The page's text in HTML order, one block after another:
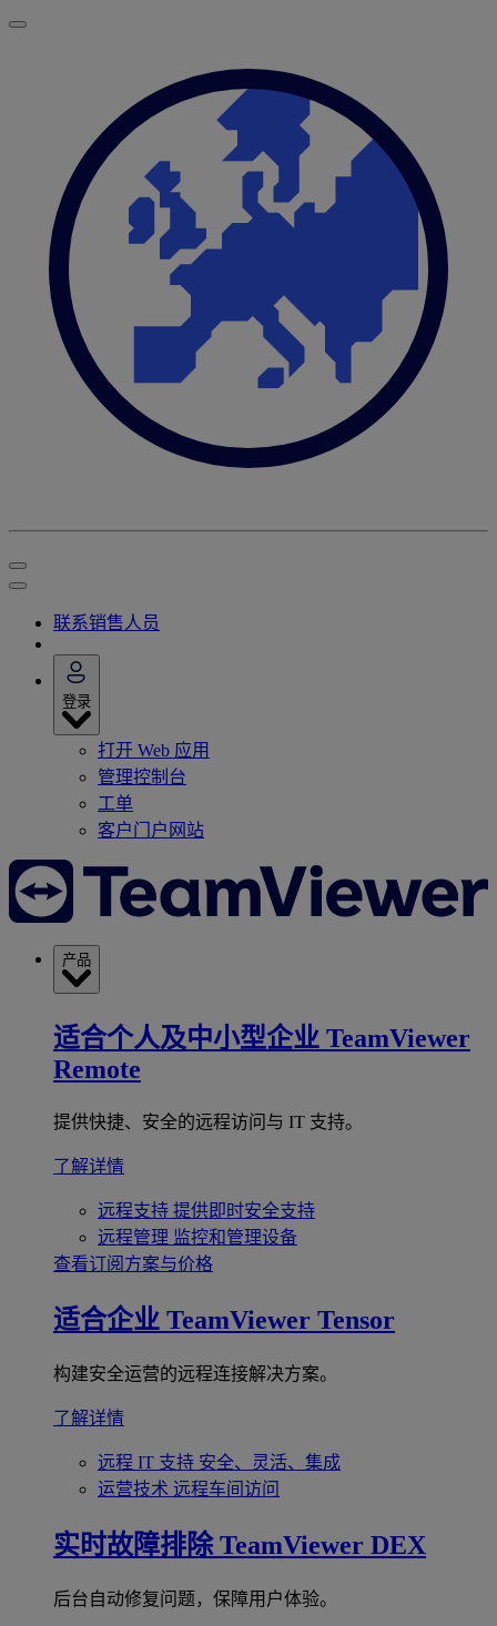
联系销售人员
登录
打开 Web 应用
管理控制台
工单
客户门户网站
产品
适合个人及中小型企业 TeamViewer
Remote
提供快捷、安全的远程访问与 IT 支持。
了解详情
远程支持 提供即时安全支持
远程管理 监控和管理设备
查看订阅方案与价格
适合企业 TeamViewer Tensor
构建安全运营的远程连接解决方案。
了解详情
远程 IT 支持 安全、灵活、集成
运营技术 远程车间访问
实时故障排除 TeamViewer DEX
后台自动修复问题，保障用户体验。